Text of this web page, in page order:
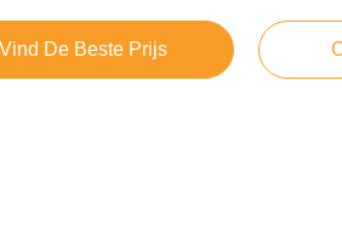
Vind De Beste Prijs